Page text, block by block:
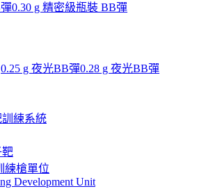
0.30 g 精密級瓶裝 BB彈
0.25 g 夜光BB彈0.28 g 夜光BB彈
練系統
靶
練槍單位
Development Unit